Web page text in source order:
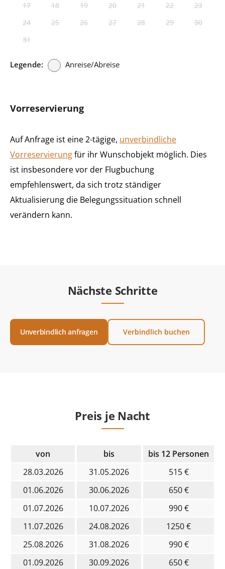
17 18 19 20 21 22
23
24
25 26 27 28 29
30
31
Legende: Anreise/Abreise
Vorreservierung
Auf Anfrage ist eine 2-tägige, unverbindliche
Vorreservierungfür ihr Wunschobjekt möglich. Dies
ist insbesondere vor der Flugbuchung
empfehlenswert, da sich trotz ständiger
Aktualisierung die Belegungssituation schnell
verändern kann.
Nächste Schritte
Unverbindlich anfragen Verbindlich buchen
Preis je Nacht
von bis
bis 12 Personen
28.03.2026
31.05.2026
515 €
01.06.2026
30.06.2026
650 €
01.07.2026
10.07.2026
990 €
11.07.2026
24.08.2026
1250 €
25.08.2026
31.08.2026
990 €
01.09.2026
30.09.2026
650 €